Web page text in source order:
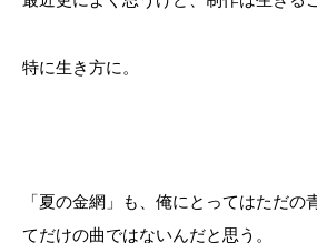
特に生き方に。
「夏の金網」も、俺にとってはただの
てだけの曲ではないんだと思う。